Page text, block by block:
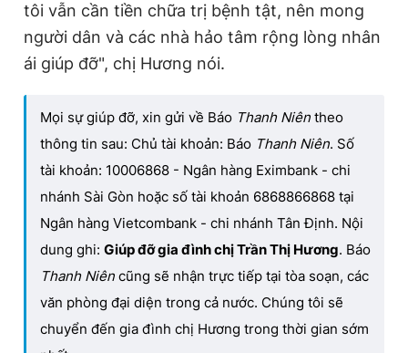
tôi vẫn cần tiền chữa trị bệnh tật, nên mong
người dân và các nhà hảo tâm rộng lòng nhân
ái giúp đỡ", chị Hương nói.
Mọi sự giúp đỡ, xin gửi về Báo Thanh Niên theo
thông tin sau: Chủ tài khoản: Báo Thanh Niên. Số
tài khoản: 10006868 - Ngân hàng Eximbank - chi
nhánh Sài Gòn hoặc số tài khoản 6868866868 tại
Ngân hàng Vietcombank - chi nhánh Tân Định. Nội
dung ghi: Giúp đỡ gia đình chị Trần Thị Hương. Báo
Thanh Niên cũng sẽ nhận trực tiếp tại tòa soạn, các
văn phòng đại diện trong cả nước. Chúng tôi sẽ
chuyển đến gia đình chị Hương trong thời gian sớm